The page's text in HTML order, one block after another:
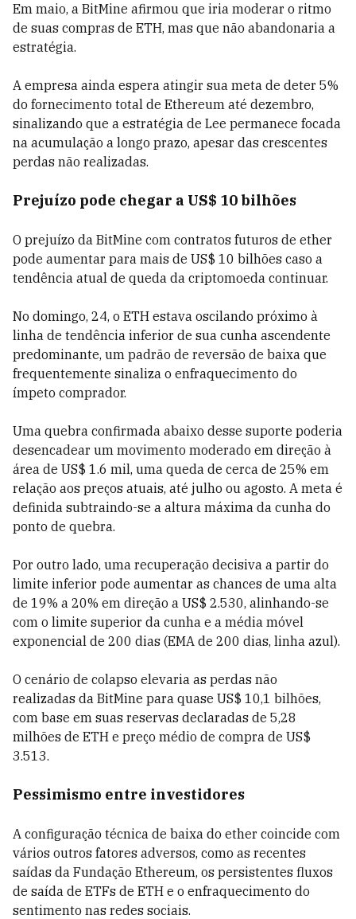
Em maio, a BitMine afirmou que iria moderar o ritmo
de suas compras de ETH, mas que não abandonaria a
estratégia.
A empresa ainda espera atingir sua meta de deter 5%
do fornecimento total de Ethereum até dezembro,
sinalizando que a estratégia de Lee permanece focada
na acumulação a longo prazo, apesar das crescentes
perdas não realizadas.
Prejuízo pode chegar a US$ 10 bilhões
O prejuízo da BitMine com contratos futuros de ether
pode aumentar para mais de US$ 10 bilhões caso a
tendência atual de queda da criptomoeda continuar.
No domingo, 24, o ETH estava oscilando próximo à
linha de tendência inferior de sua cunha ascendente
predominante, um padrão de reversão de baixa que
frequentemente sinaliza o enfraquecimento do
ímpeto comprador.
Uma quebra confirmada abaixo desse suporte poderia
desencadear um movimento moderado em direção à
área de US$ 1.6 mil, uma queda de cerca de 25% em
relação aos preços atuais, até julho ou agosto. A meta é
definida subtraindo-se a altura máxima da cunha do
ponto de quebra.
Por outro lado, uma recuperação decisiva a partir do
limite inferior pode aumentar as chances de uma alta
de 19% a 20% em direção a US$ 2.530, alinhando-se
com o limite superior da cunha e a média móvel
exponencial de 200 dias (EMA de 200 dias, linha azul).
O cenário de colapso elevaria as perdas não
realizadas da BitMine para quase US$ 10,1 bilhões,
com base em suas reservas declaradas de 5,28
milhões de ETH e preço médio de compra de US$
3.513.
Pessimismo entre investidores
A configuração técnica de baixa do ether coincide com
vários outros fatores adversos, como as recentes
saídas da Fundação Ethereum, os persistentes fluxos
de saída de ETFs de ETH e o enfraquecimento do
sentimento nas redes sociais.